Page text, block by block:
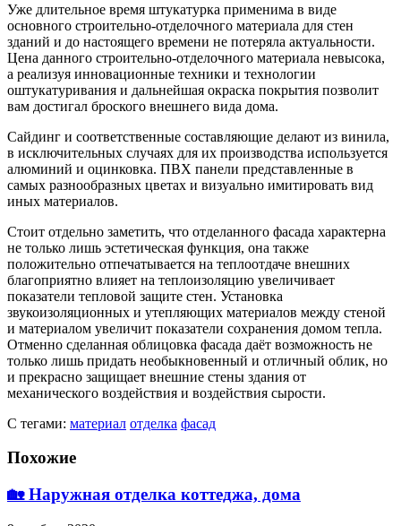
Уже длительное время штукатурка применима в виде
основного строительно-отделочного материала для стен
зданий и до настоящего времени не потеряла актуальности.
Цена данного строительно-отделочного материала невысока,
а реализуя инновационные техники и технологии
оштукатуривания и дальнейшая окраска покрытия позволит
вам достигал броского внешнего вида дома.
Сайдинг и соответственные составляющие делают из винила,
в исключительных случаях для их производства используется
алюминий и оцинковка. ПВХ панели представленные в
самых разнообразных цветах и визуально имитировать вид
иных материалов.
Стоит отдельно заметить, что отделанного фасада характерна
не только лишь эстетическая функция, она также
положительно отпечатывается на теплоотдаче внешних
благоприятно влияет на теплоизоляцию увеличивает
показатели тепловой защите стен. Установка
звукоизоляционных и утепляющих материалов между стеной
и материалом увеличит показатели сохранения домом тепла.
Отменно сделанная облицовка фасада даёт возможность не
только лишь придать необыкновенный и отличный облик, но
и прекрасно защищает внешние стены здания от
механического воздействия и воздействия сырости.
С тегами: материал отделка фасад
Похожие
🏡 Наружная отделка коттеджа, дома